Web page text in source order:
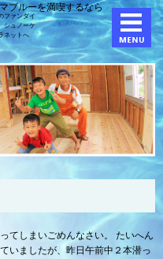
ブルーを満喫するなら
ファンダイ
シュノーケ
ネットへ
てしまいごめんなさい。 たいへん
いましたが、昨日午前中２本潜っ